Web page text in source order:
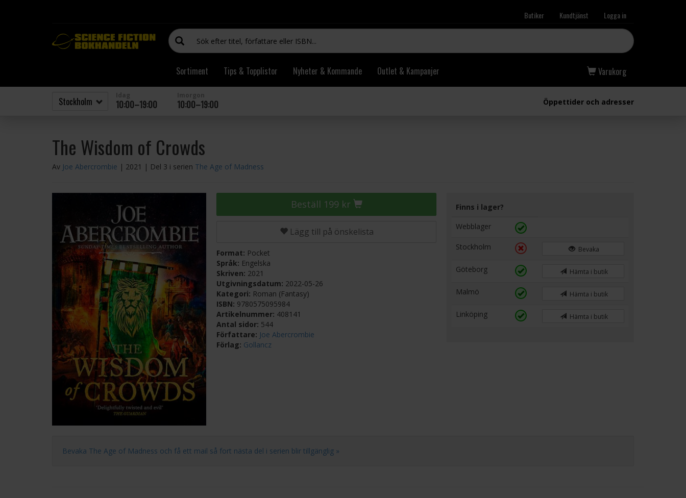
Butiker Kundtjänst Logga in
Sortiment Tips & Topplistor Nyheter & Kommande Outlet & Kampanjer Varukorg
10:00–19:00 10:00–19:00 Öppettider och adresser
The Wisdom of Crowds
Av Joe Abercrombie | 2021 | Del 3 i serien The Age of Madness
Beställ 199 kr
Lägg till på önskelista
Format: Pocket
Språk: Engelska
Skriven: 2021
Utgivningsdatum: 2022-05-26
Kategori: Roman (Fantasy)
ISBN: 9780575095984
Artikelnummer: 408141
Antal sidor: 544
Författare: Joe Abercrombie
Förlag: Gollancz
Finns i lager?
Webblager
Stockholm Bevaka
Göteborg Hämta i butik
Malmö Hämta i butik
Linköping Hämta i butik
Bevaka The Age of Madness och få ett mail så fort nästa del i serien blir tillgänglig »